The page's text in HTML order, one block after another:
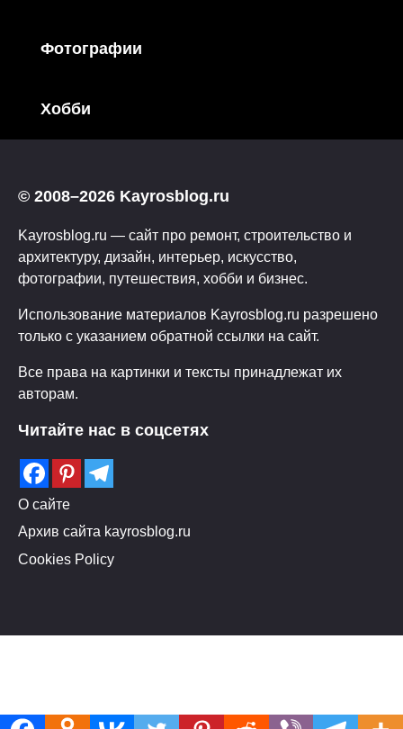
Фотографии
Хобби
© 2008–2026 Kayrosblog.ru
Kayrosblog.ru — сайт про ремонт, строительство и
архитектуру, дизайн, интерьер, искусство,
фотографии, путешествия, хобби и бизнес.
Использование материалов Kayrosblog.ru разрешено
только с указанием обратной ссылки на сайт.
Все права на картинки и тексты принадлежат их
авторам.
Читайте нас в соцсетях
О сайте
Архив сайта kayrosblog.ru
Cookies Policy